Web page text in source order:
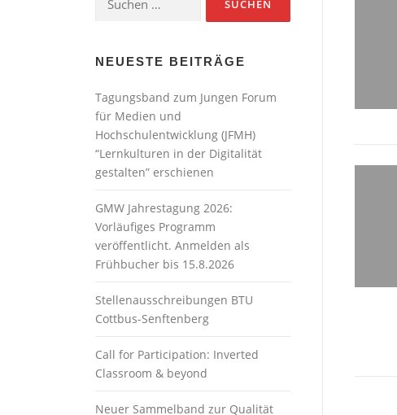
nach:
NEUESTE BEITRÄGE
Tagungsband zum Jungen Forum
für Medien und
Hochschulentwicklung (JFMH)
“Lernkulturen in der Digitalität
gestalten” erschienen
GMW Jahrestagung 2026:
Vorläufiges Programm
veröffentlicht. Anmelden als
Frühbucher bis 15.8.2026
Stellenausschreibungen BTU
Cottbus-Senftenberg
Call for Participation: Inverted
Classroom & beyond
Neuer Sammelband zur Qualität